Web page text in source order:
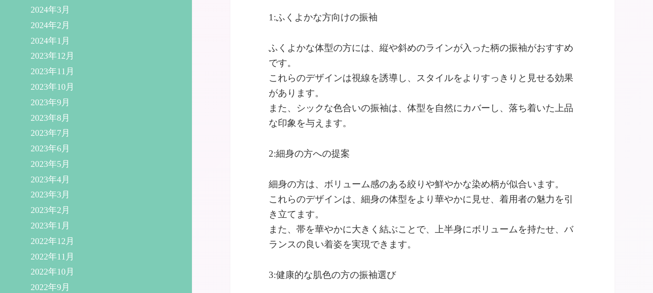
2024年3月
2024年2月
2024年1月
2023年12月
2023年11月
2023年10月
2023年9月
2023年8月
2023年7月
2023年6月
2023年5月
2023年4月
2023年3月
2023年2月
2023年1月
2022年12月
2022年11月
2022年10月
2022年9月
1:ふくよかな方向けの振袖
ふくよかな体型の方には、縦や斜めのラインが入った柄の振袖がおすすめ
です。
これらのデザインは視線を誘導し、スタイルをよりすっきりと見せる効果
があります。
また、シックな色合いの振袖は、体型を自然にカバーし、落ち着いた上品
な印象を与えます。
2:細身の方への提案
細身の方は、ボリューム感のある絞りや鮮やかな染め柄が似合います。
これらのデザインは、細身の体型をより華やかに見せ、着用者の魅力を引
き立てます。
また、帯を華やかに大きく結ぶことで、上半身にボリュームを持たせ、バ
ランスの良い着姿を実現できます。
3:健康的な肌色の方の振袖選び